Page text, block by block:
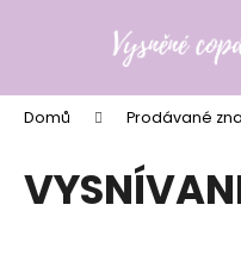
Domů Prodávané
í
Zpět
do
obchodu
Zpět
do
obchodu